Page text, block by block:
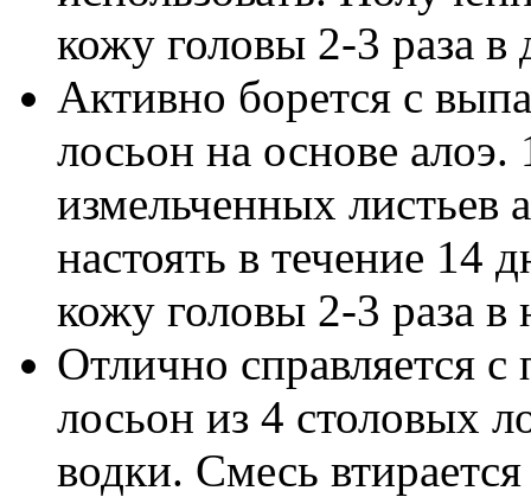
кожу головы 2-3 раза в
Активно борется с
лосьон на основе
измельченных листьев
настоять в течение 14
кожу головы 2-3 раза в
Отлично справляется
лосьон из 4 столовых
водки. Смесь